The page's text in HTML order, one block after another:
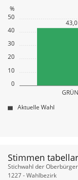
0
10
20
30
40
50
%
43,0
Aktuelle Wahl
Stimmen
Stimmen
tabellarisch
Stichwahl der
1227 - Wahlbezirk